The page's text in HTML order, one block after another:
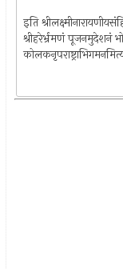
इति
श्रीहरेर्भ्रमणं पूजनमुदेशनं